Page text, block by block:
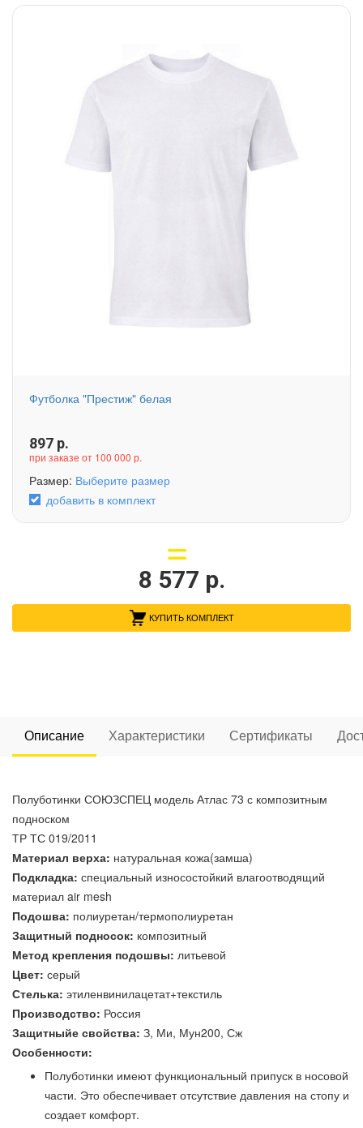
Футболка "Престиж" белая
897 р.
при заказе от 100 000 р.
Размер: Выберите размер
добавить в комплект
8 577 р.
КУПИТЬ КОМПЛЕКТ
Описание Характеристики Сертификаты
Полуботинки СОЮЗСПЕЦ модель Атлас 73 с композитным
подноском
ТР ТС 019/2011
Материал верха: натуральная кожа(замша)
Подкладка: специальный износостойкий влагоотводящий
материал air mesh
Подошва: полиуретан/термополиуретан
Защитный подносок: композитный
Метод крепления подошвы: литьевой
Цвет: серый
Стелька: этиленвинилацетат+текстиль
Производство: Россия
Защитныйе свойства: З, Ми, Мун200, Сж
Особенности:
Полуботинки имеют функциональный припуск в носовой
части. Это обеспечивает отсутствие давления на стопу и
создает комфорт.